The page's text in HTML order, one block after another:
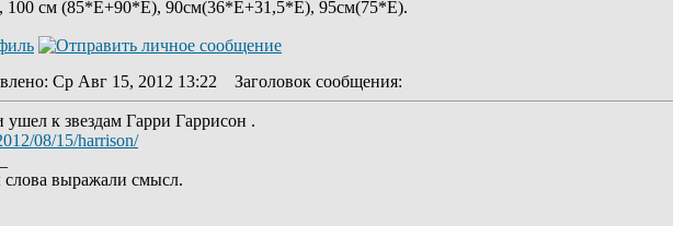
100 см (85*Е+90*Е), 90см(36*Е+31,5*E), 95см(75*Е).
: Ср Авг 15, 2012 13:22 Заголовок сообщения:
к звездам Гарри Гаррисон .
08/15/harrison/
слова выражали смысл.